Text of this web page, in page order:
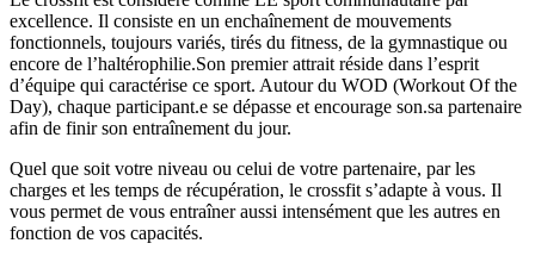
excellence. Il consiste en un enchaînement de mouvements
fonctionnels, toujours variés, tirés du fitness, de la gymnastique ou
encore de l’haltérophilie.Son premier attrait réside dans l’esprit
d’équipe qui caractérise ce sport. Autour du WOD (Workout Of the
Day), chaque participant.e se dépasse et encourage son.sa partenaire
afin de finir son entraînement du jour.
Quel que soit votre niveau ou celui de votre partenaire, par les
charges et les temps de récupération, le crossfit s’adapte à vous. Il
vous permet de vous entraîner aussi intensément que les autres en
fonction de vos capacités.